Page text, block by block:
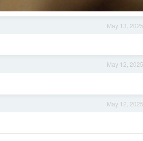
May 13, 2025
May 12, 2025
May 12, 2025